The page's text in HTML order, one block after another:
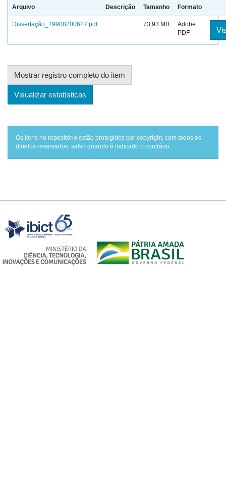
Arquivo Descrição Tamanho Formato
Dissertação_19908200627.pdf 73,93 MB
Adobe
PDF
Mostrar registro completo do item
Visualizar estatísticas
Os itens no repositório estão protegidos por copyright, com todos os
direitos reservados, salvo quando é indicado o contrário.